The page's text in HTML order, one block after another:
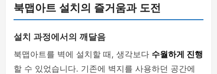
북맵아트 설치의 즐거움과 도전
설치 과정에서의 깨달음
북맵아트를 벽에 설치할 때, 생각보다 수월하게 진행
할 수 있었습니다. 기존에 벽지를 사용하던 공간에